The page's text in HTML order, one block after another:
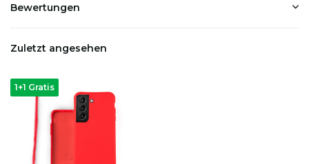
Bewertungen
Zuletzt angesehen
1+1 Gratis